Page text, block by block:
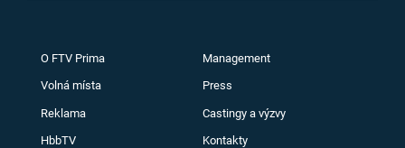
O FTV Prima Management
Volná místa Press
Reklama Castingy a výzvy
HbbTV Kontakty